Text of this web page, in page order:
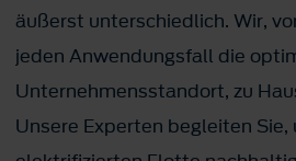
äußerst unterschiedlich. Wir,
jeden Anwendungsfall die
Unternehmensstandort, zu
Unsere Experten begleiten Sie,